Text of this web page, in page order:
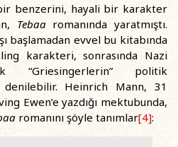
benzerini, hayali bir karakter
Tebaaromanında yaratmıştı.
başlamadan evvel bu kitabında
karakteri, sonrasında Nazi
“Griesingerlerin” politik
denilebilir. Heinrich Mann, 31
Ewen’e yazdığı mektubunda,
romanını şöyle tanımlar[4]: